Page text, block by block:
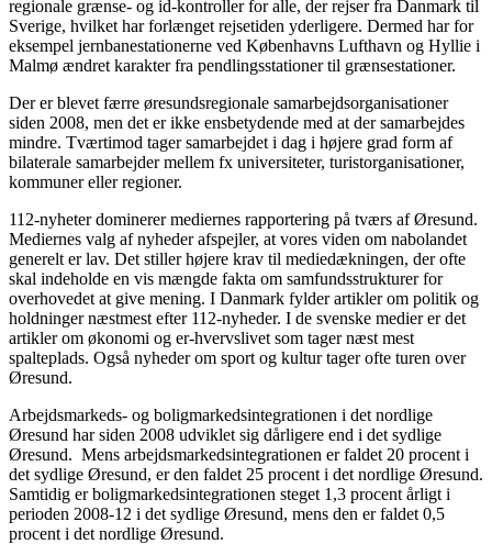
regionale grænse- og id-kontroller for alle, der rejser fra Danmark til
Sverige, hvilket har forlænget rejsetiden yderligere. Dermed har for
eksempel jernbanestationerne ved Københavns Lufthavn og Hyllie i
Malmø ændret karakter fra pendlingsstationer til grænsestationer.
Der er blevet færre øresundsregionale samarbejdsorganisationer
siden 2008, men det er ikke ensbetydende med at der samarbejdes
mindre. Tværtimod tager samarbejdet i dag i højere grad form af
bilaterale samarbejder mellem fx universiteter, turistorganisationer,
kommuner eller regioner.
112-nyheter dominerer mediernes rapportering på tværs af Øresund.
Mediernes valg af nyheder afspejler, at vores viden om nabolandet
generelt er lav. Det stiller højere krav til mediedækningen, der ofte
skal indeholde en vis mængde fakta om samfundsstrukturer for
overhovedet at give mening. I Danmark fylder artikler om politik og
holdninger næstmest efter 112-nyheder. I de svenske medier er det
artikler om økonomi og er-hvervslivet som tager næst mest
spalteplads. Også nyheder om sport og kultur tager ofte turen over
Øresund.
Arbejdsmarkeds- og boligmarkedsintegrationen i det nordlige
Øresund har siden 2008 udviklet sig dårligere end i det sydlige
Øresund. Mens arbejdsmarkedsintegrationen er faldet 20 procent i
det sydlige Øresund, er den faldet 25 procent i det nordlige Øresund.
Samtidig er boligmarkedsintegrationen steget 1,3 procent årligt i
perioden 2008-12 i det sydlige Øresund, mens den er faldet 0,5
procent i det nordlige Øresund.